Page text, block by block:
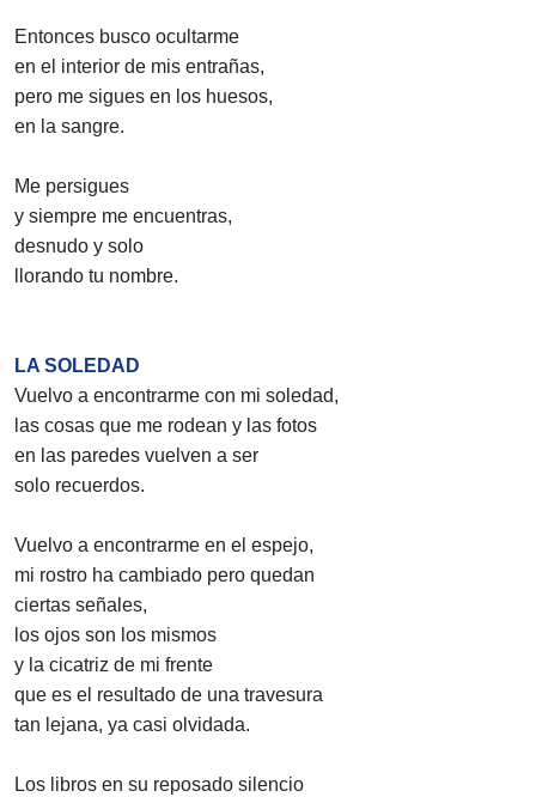
Entonces busco ocultarme
en el interior de mis entrañas,
pero me sigues en los huesos,
en la sangre.
Me persigues
y siempre me encuentras,
desnudo y solo
llorando tu nombre.
LA SOLEDAD
Vuelvo a encontrarme con mi soledad,
las cosas que me rodean y las fotos
en las paredes vuelven a ser
solo recuerdos.
Vuelvo a encontrarme en el espejo,
mi rostro ha cambiado pero quedan
ciertas señales,
los ojos son los mismos
y la cicatriz de mi frente
que es el resultado de una travesura
tan lejana, ya casi olvidada.
Los libros en su reposado silencio